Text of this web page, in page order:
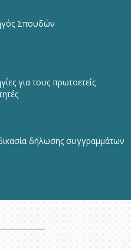
Σπουδών
για τους πρωτοετείς
δήλωσης συγγραμμάτων